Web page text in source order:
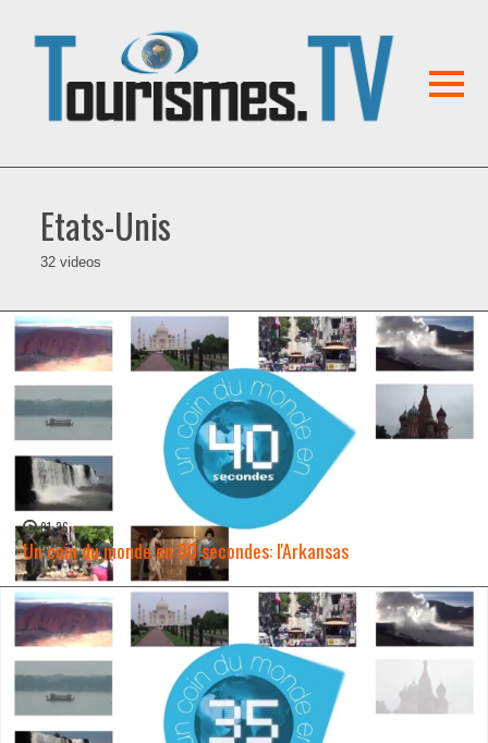
Etats-Unis
32 videos
01:26
Un coin du monde en 80 secondes: l'Arkansas
WATCH NOW →